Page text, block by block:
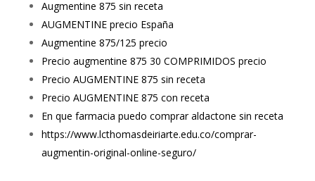
Augmentine 875 sin receta
AUGMENTINE precio España
Augmentine 875/125 precio
Precio augmentine 875 30 COMPRIMIDOS precio
Precio AUGMENTINE 875 sin receta
Precio AUGMENTINE 875 con receta
En que farmacia puedo comprar aldactone sin receta
https://www.lcthomasdeiriarte.edu.co/comprar-
augmentin-original-online-seguro/